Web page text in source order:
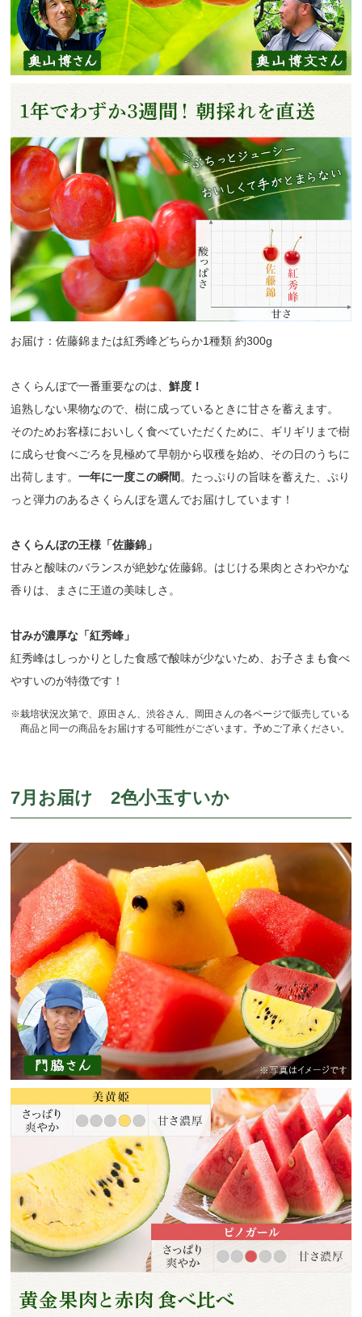
お届け：佐藤錦または紅秀峰どちらか1種類 約300g
さくらんぼで一番重要なのは、鮮度！
追熟しない果物なので、樹に成っているときに甘さを蓄えます。
そのためお客様においしく食べていただくために、ギリギリまで樹
に成らせ食べごろを見極めて早朝から収穫を始め、その日のうちに
出荷します。一年に一度この瞬間。たっぷりの旨味を蓄えた、ぷり
っと弾力のあるさくらんぼを選んでお届けしています！
さくらんぼの王様「佐藤錦」
甘みと酸味のバランスが絶妙な佐藤錦。はじける果肉とさわやかな
香りは、まさに王道の美味しさ。
甘みが濃厚な「紅秀峰」
紅秀峰はしっかりとした食感で酸味が少ないため、お子さまも食べ
やすいのが特徴です！
※栽培状況次第で、原田さん、渋谷さん、岡田さんの各ページで販売している
商品と同一の商品をお届けする可能性がございます。予めご了承ください。
7月お届け 2色小玉すいか